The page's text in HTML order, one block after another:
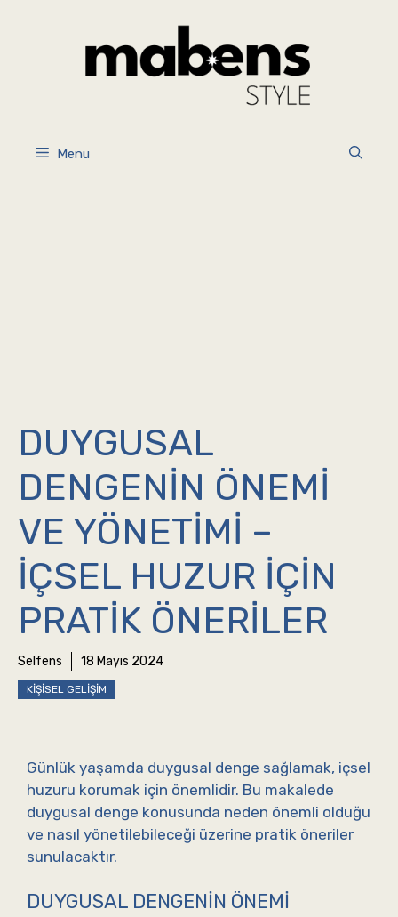
Menu
DUYGUSAL
DENGENIN ÖNEMI
VE YÖNETIMI –
İÇSEL HUZUR İÇIN
PRATIK ÖNERILER
Selfens 18 Mayıs 2024
KIŞISEL GELIŞIM
Günlük yaşamda duygusal denge sağlamak, içsel
huzuru korumak için önemlidir. Bu makalede
duygusal denge konusunda neden önemli olduğu
ve nasıl yönetilebileceği üzerine pratik öneriler
sunulacaktır.
DUYGUSAL DENGENIN ÖNEMI